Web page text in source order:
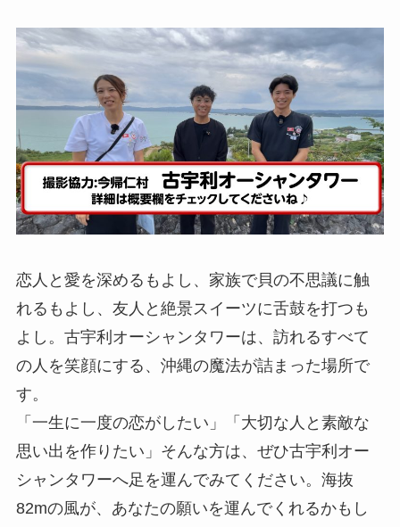
恋人と愛を深めるもよし、家族で貝の不思議に触
れるもよし、友人と絶景スイーツに舌鼓を打つも
よし。古宇利オーシャンタワーは、訪れるすべて
の人を笑顔にする、沖縄の魔法が詰まった場所で
す。
「一生に一度の恋がしたい」「大切な人と素敵な
思い出を作りたい」そんな方は、ぜひ古宇利オー
シャンタワーへ足を運んでみてください。海抜
82mの風が、あなたの願いを運んでくれるかもし